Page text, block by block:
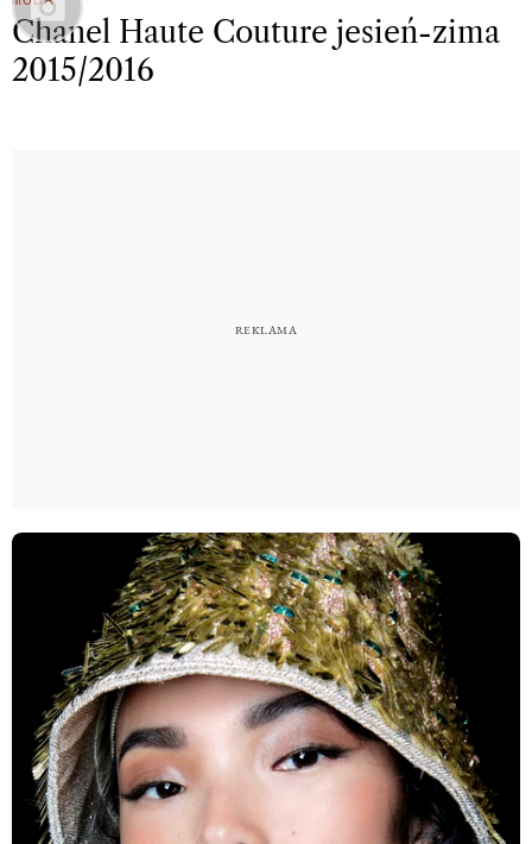
Chanel Haute Couture jesień-zima
2015/2016